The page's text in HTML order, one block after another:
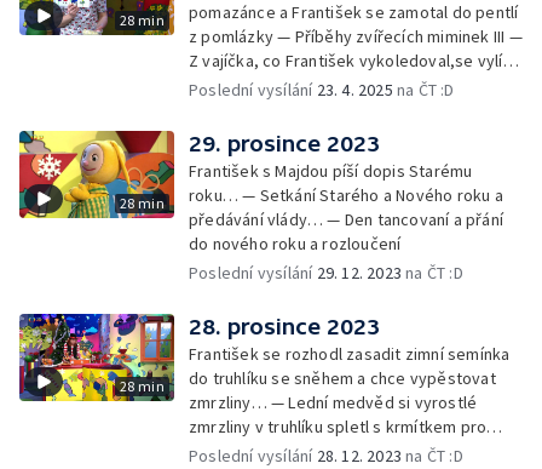
28 min
pomazánce a František se zamotal do pentlí
z pomlázky — Příběhy zvířecích miminek III —
Z vajíčka, co František vykoledoval,se vylíhl
drak. Nejí princezny, ale miluje vajíčkovou
Rozloučení
Poslední vysílání 23. 4. 2025 na ČT :D
28 min
29. prosince 2023
František s Majdou píší dopis Starému
roku… — Setkání Starého a Nového roku a
předávání vlády… — Den tancovaní a přání
do nového roku a rozloučení
Poslední vysílání 29. 12. 2023 na ČT :D
28 min
28. prosince 2023
František se rozhodl zasadit zimní semínka
do truhlíku se sněhem a chce vypěstovat
zmrzliny… — Lední medvěd si vyrostlé
zmrzliny v truhlíku spletl s krmítkem pro
medvědy… — Kompas od medvěda +
Poslední vysílání 28. 12. 2023 na ČT :D